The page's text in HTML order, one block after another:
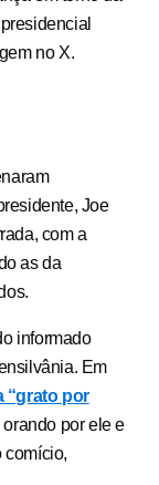
no X.
Joe
com a
as da
informado
Em
“grato por
orando por ele e
comício,